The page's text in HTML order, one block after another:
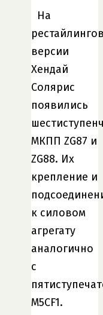
На
версии
Хендай
Солярис
появились
МКПП ZG87 и
ZG88. Их
крепление и
к силовом
агрегату
аналогично
с
M5CF1.